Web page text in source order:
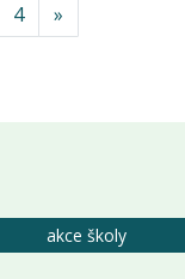
4 »
akce školy